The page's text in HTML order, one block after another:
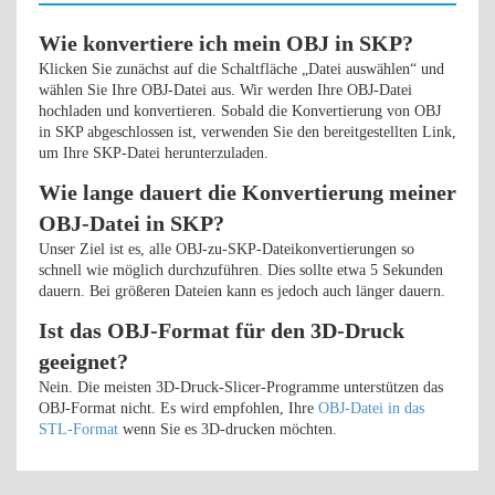
Wie konvertiere ich mein OBJ in SKP?
Klicken Sie zunächst auf die Schaltfläche „Datei auswählen“ und
wählen Sie Ihre OBJ-Datei aus. Wir werden Ihre OBJ-Datei
hochladen und konvertieren. Sobald die Konvertierung von OBJ
in SKP abgeschlossen ist, verwenden Sie den bereitgestellten Link,
um Ihre SKP-Datei herunterzuladen.
Wie lange dauert die Konvertierung meiner
OBJ-Datei in SKP?
Unser Ziel ist es, alle OBJ-zu-SKP-Dateikonvertierungen so
schnell wie möglich durchzuführen. Dies sollte etwa 5 Sekunden
dauern. Bei größeren Dateien kann es jedoch auch länger dauern.
Ist das OBJ-Format für den 3D-Druck
geeignet?
Nein. Die meisten 3D-Druck-Slicer-Programme unterstützen das
OBJ-Format nicht. Es wird empfohlen, Ihre OBJ-Datei in das
STL-Format wenn Sie es 3D-drucken möchten.